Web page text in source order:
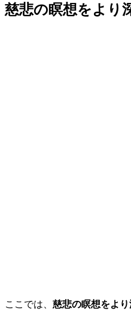
慈悲の瞑想をより
ここでは、 慈悲の瞑想をよ